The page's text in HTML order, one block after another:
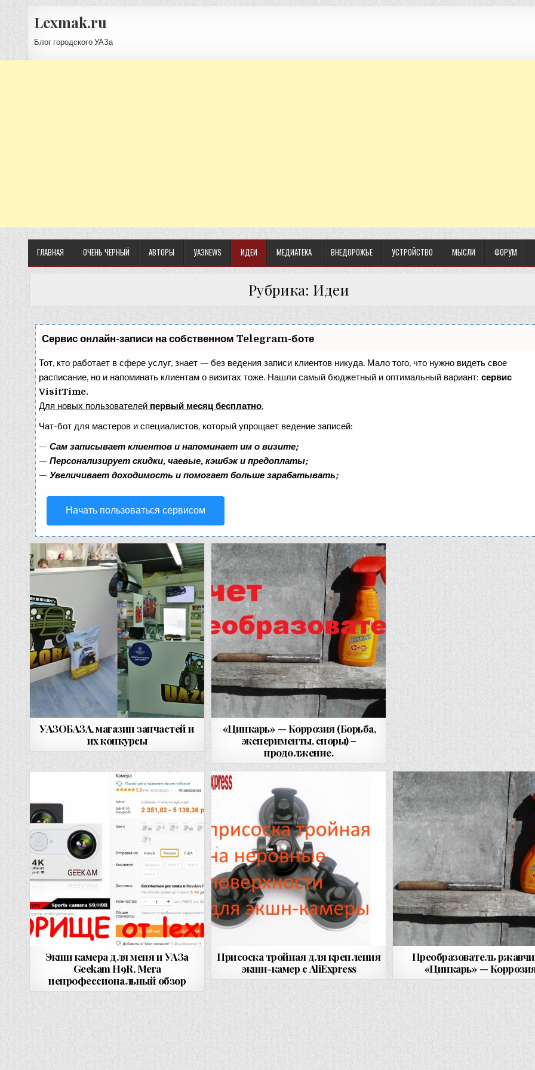
Lexmak.ru
Блог городского УАЗа
ГЛАВНАЯ ОЧЕНЬ ЧЕРНЫЙ АВТОРЫ УАЗNEWS ИДЕИ МЕДИАТЕКА ВНЕДОРОЖЬЕ УСТРОЙСТВО МЫСЛИ ФОРУМ
Рубрика: Идеи
Сервис онлайн-записи на собственном Telegram-боте
Тот, кто работает в сфере услуг, знает — без ведения записи клиентов никуда. Мало того, что нужно видеть свое
расписание, но и напоминать клиентам о визитах тоже. Нашли самый бюджетный и оптимальный вариант:сервис
VisitTime.
Для новых пользователей первый месяц бесплатно.
Чат-бот для мастеров и специалистов, который упрощает ведение записей:
—Сам записывает клиентов и напоминает им о визите;
—Персонализирует скидки, чаевые, кэшбэк и предоплаты;
—Увеличивает доходимость и помогает больше зарабатывать;
Начать пользоваться сервисом
УАЗОБАЗА, магазин запчастей и
их конкурсы
«Цинкарь» — Коррозия (Борьба,
эксперименты, споры) –
продолжение.
Экшн камера для меня и УАЗа
Geekam H9R. Мега
непрофессиональный обзор
Присоска тройная для крепления
экшн-камер с AliExpress
Преобразователь
«Цинкарь» —